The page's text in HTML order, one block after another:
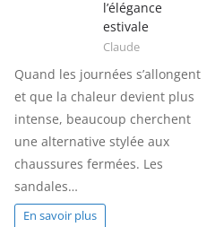
l’élégance
estivale
Claude
Quand les journées s’allongent
et que la chaleur devient plus
intense, beaucoup cherchent
une alternative stylée aux
chaussures fermées. Les
sandales…
En savoir plus